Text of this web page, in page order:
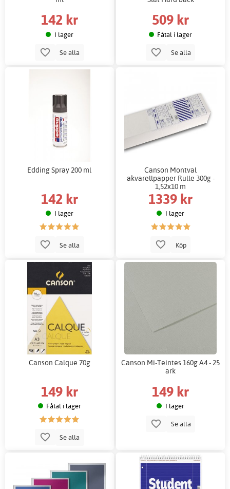
142 kr
I lager
Se alla
509 kr
Fåtal i lager
Se alla
Edding Spray 200 ml
142 kr
I lager
Se alla
Canson Montval
akvarellpapper Rulle 300g -
1,52x10 m
1339 kr
I lager
Köp
Canson Calque 70g
149 kr
Fåtal i lager
Se alla
Canson Mi-Teintes 160g A4 - 25
ark
149 kr
I lager
Se alla